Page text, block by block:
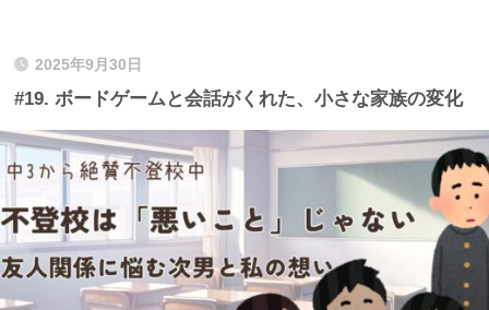
2025年9月30日
#19. ボードゲームと会話がくれた、小さな家族の変化